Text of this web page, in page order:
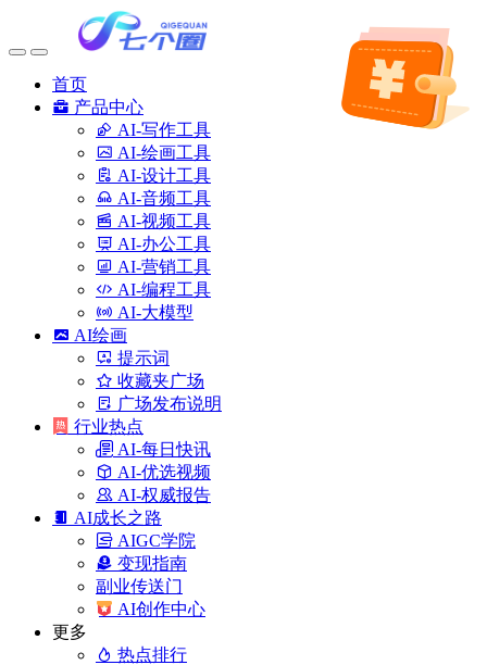
首页
产品中心
AI-写作工具
AI-绘画工具
AI-设计工具
AI-音频工具
AI-视频工具
AI-办公工具
AI-营销工具
AI-编程工具
AI-大模型
AI绘画
提示词
收藏夹广场
广场发布说明
行业热点
AI-每日快讯
AI-优选视频
AI-权威报告
AI成长之路
AIGC学院
变现指南
副业传送门
AI创作中心
更多
热点排行